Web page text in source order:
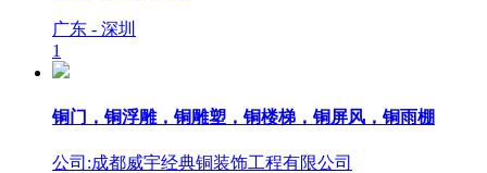
广东 - 深圳
1
铜门，铜浮雕，铜雕塑，铜楼梯，铜屏风，铜雨棚
公司:成都威宇经典铜装饰工程有限公司